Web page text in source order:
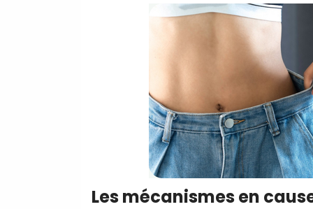
Les mécanismes en